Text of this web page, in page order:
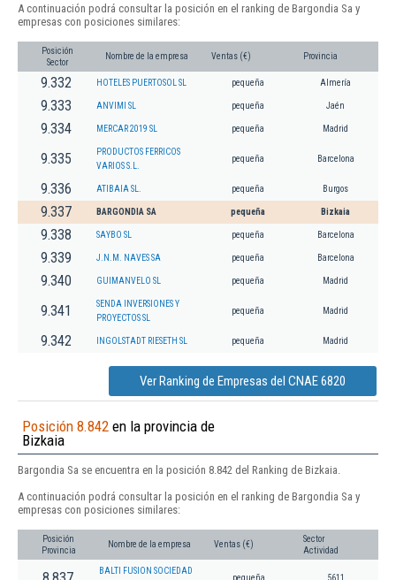
A continuación podrá consultar la posición en el ranking de Bargondia Sa y
empresas con posiciones similares:
Posición
Sector
Nombre de la empresa Ventas (€) Provincia
9.332 HOTELES PUERTOSOL SL pequeña Almería
9.333 ANVIMI SL pequeña Jaén
9.334 MERCAR 2019 SL pequeña Madrid
9.335
PRODUCTOS FERRICOS
VARIOS S.L.
pequeña Barcelona
9.336 ATIBAIA SL. pequeña Burgos
9.337 BARGONDIA SA pequeña Bizkaia
9.338 SAYBO SL pequeña Barcelona
9.339 J.N.M. NAVES SA pequeña Barcelona
9.340 GUIMANVELO SL pequeña Madrid
9.341
SENDA INVERSIONES Y
PROYECTOS SL
pequeña Madrid
9.342 INGOLSTADT RIESETH SL pequeña Madrid
Ver Ranking de Empresas del CNAE 6820
Posición 8.842 en la provincia de
Bizkaia
Bargondia Sa se encuentra en la posición 8.842 del Ranking de Bizkaia.
A continuación podrá consultar la posición en el ranking de Bargondia Sa y
empresas con posiciones similares:
Posición
Provincia
Nombre de la empresa Ventas (€)
Sector
Actividad
BALTI FUSION SOCIEDAD